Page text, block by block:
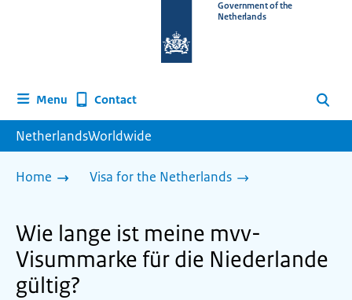
homepage
Government of the
Netherlands
Menu Contact Search
NetherlandsWorldwide
Home Visa for the Netherlands
Wie lange ist meine mvv-
Visummarke für die Niederlande
gültig?